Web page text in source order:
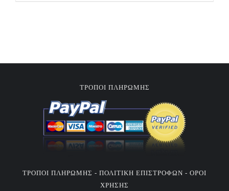
ΤΡΟΠΟΙ ΠΛΗΡΩΜΗΣ
ΤΡΟΠΟΙ ΠΛΗΡΩΜΗΣ - ΠΟΛΙΤΙΚΗ ΕΠΙΣΤΡΟΦΩΝ - ΟΡΟΙ
ΧΡΗΣΗΣ